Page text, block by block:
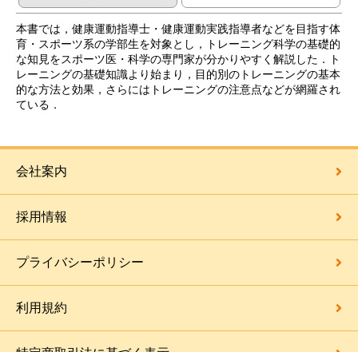
本書では，健康運動指導士・健康運動実践指導者などを目指す体
育・スポーツ系の学部生を対象とし，トレーニング科学の基礎的
な知見をスポーツ医・科学の専門家が分かりやすく解説した．ト
レーニングの基礎知識より始まり，目的別のトレーニングの基本
的な方法と効果，さらにはトレーニングの注意点などが網羅され
ている．
会社案内
採用情報
プライバシーポリシー
利用規約